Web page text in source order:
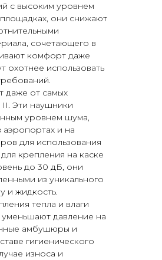
с высоким уровнем
они снижают
сочетающего в
комфорт даже
охотнее использовать
даже от самых
Эти наушники
уровнем шума,
и на
для использования
крепления на каске
до 30 дБ, они
из уникального
и жидкость.
тепла и влаги
давление на
амбушюры и
гигиенического
износа и